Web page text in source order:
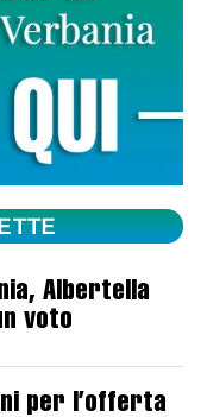
Albertella
voto
per l’offerta